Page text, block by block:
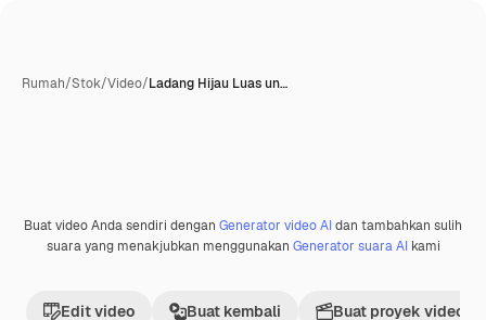
Rumah/Stok/Video/Ladang Hijau Luas un…
Premium
Buat video Anda sendiri dengan Generator video AIdan tambahkan sulih
suara yang menakjubkan menggunakan Generator suara AIkami
Edit video Buat kembali Buat proyek video